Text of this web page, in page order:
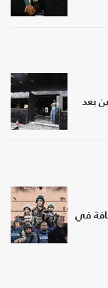
بعد
في